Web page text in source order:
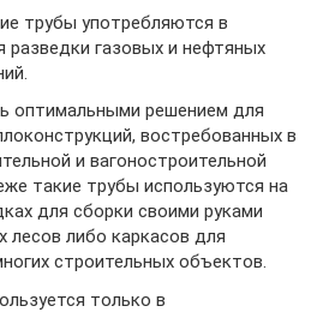
трубы употребляются в
разведки газовых и нефтяных
оптимальными решением для
востребованных в
и вагоностроительной
такие трубы используются на
для сборки своими руками
лесов либо каркасов для
строительных объектов.
только в